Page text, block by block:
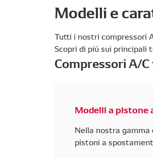
Modelli e
Tutti i nostri compressori
Scopri di più sui principali
Compressori A/
Modelli a pistone
Nella nostra gamma
pistoni a